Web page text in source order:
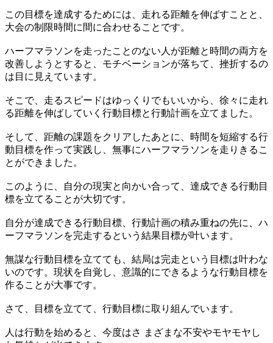
この目標を達成するためには、走れる距離を伸ばすことと、
大会の制限時間に間に合わせることです。
ハーフマラソンを走ったことのない人が距離と時間の両方を
改善しようとすると、モチベーションが落ちて、挫折するの
は目に見えています。
そこで、走るスピードはゆっくりでもいいから、徐々に走れ
る距離を伸ばしていく行動目標と行動計画を立てました。
そして、距離の課題をクリアしたあとに、時間を短縮する行
動目標を作って実践し、無事にハーフマラソンを走りきるこ
とができました。
このように、自分の現実と向かい合って、達成できる行動目
標を立てることが大切です。
自分が達成できる行動目標、行動計画の積み重ねの先に、ハ
ーフマラソンを完走するという結果目標が叶います。
無謀な行動目標を立てても、結局は完走という目標は叶わな
いのです。現状を自覚し、意識的にできるような行動目標を
作ることが大事です。
さて、目標を立てて、行動目標に取り組んでいます。
人は行動を始めると、今度はさ まざまな不安やモヤモヤし